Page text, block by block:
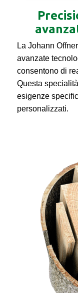
La Johann
avanzate
consentono di
Questa
esigenze
personalizzati.